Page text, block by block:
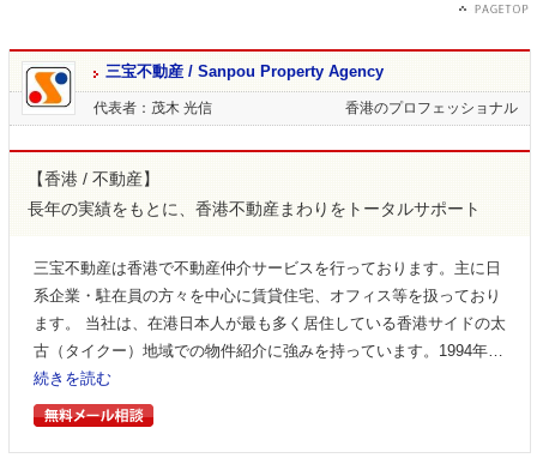
三宝不動産 / Sanpou Property Agency
香港のプロフェッショナル
代表者：茂木 光信
【香港 / 不動産】
長年の実績をもとに、香港不動産まわりをトータルサポート
三宝不動産は香港で不動産仲介サービスを行っております。主に日
系企業・駐在員の方々を中心に賃貸住宅、オフィス等を扱っており
ます。 当社は、在港日本人が最も多く居住している香港サイドの太
古（タイクー）地域での物件紹介に強みを持っています。1994年…
続きを読む